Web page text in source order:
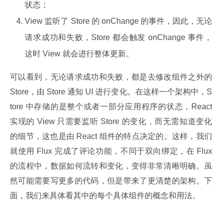
状态；
View 监听了 Store 的 onChange 的事件，因此，无论
请求成功和失败，Store 都会触发 onChange 事件，
这时 View 就会进行整体更新。
可以看到，无论请求成功和失败，都是去修改组件之外的
Store，由 Store 通知 UI 进行变化。在这样一个架构中，S
tore 中存储的是整个或者一部分应用程序的状态，React
实现的 View 只需要监听 Store 的变化，而无需知道变化
的细节，这也是由 React 组件的特点决定的。这样，我们
就使用 Flux 完成了评论功能，不同于双向绑定，在 Flux
的流程中，数据如何流转和变化，变得非常清晰明确。虽
然可能需要写更多的代码，但是带来了更清楚的架构。下
面，我们来具体看其中的每个具体组件的概念和用法。